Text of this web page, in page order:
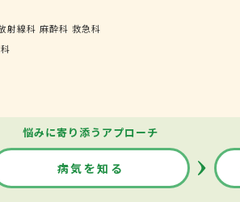
射線科 麻酔科 救急科
悩みに寄り添うアプローチ
病気を知る